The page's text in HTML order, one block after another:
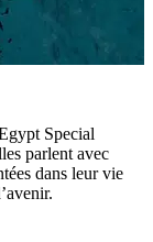
Special
parlent avec
dans leur vie